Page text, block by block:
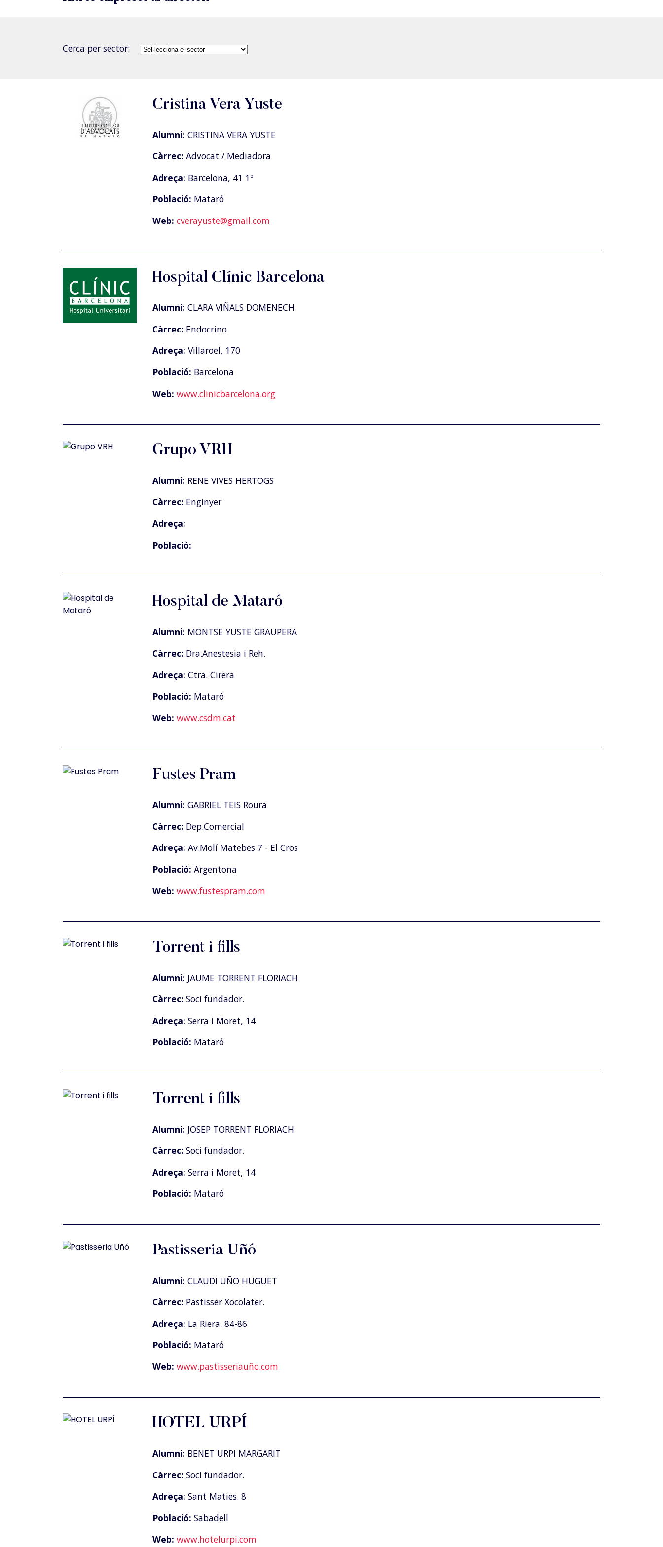
Cerca per sector:
Cristina Vera Yuste
Alumni: CRISTINA VERA YUSTE
Càrrec: Advocat / Mediadora
Adreça: Barcelona, 41 1º
Població: Mataró
Web: cverayuste@gmail.com
Hospital Clínic Barcelona
Alumni: CLARA VIÑALS DOMENECH
Càrrec: Endocrino.
Adreça: Villaroel, 170
Població: Barcelona
Web: www.clinicbarcelona.org
Grupo VRH
Alumni: RENE VIVES HERTOGS
Càrrec: Enginyer
Adreça:
Població:
Hospital de Mataró
Alumni: MONTSE YUSTE GRAUPERA
Càrrec: Dra.Anestesia i Reh.
Adreça: Ctra. Cirera
Població: Mataró
Web: www.csdm.cat
Fustes Pram
Alumni: GABRIEL TEIS Roura
Càrrec: Dep.Comercial
Adreça: Av.Molí Matebes 7 - El Cros
Població: Argentona
Web: www.fustespram.com
Torrent i fills
Alumni: JAUME TORRENT FLORIACH
Càrrec: Soci fundador.
Adreça: Serra i Moret, 14
Població: Mataró
Torrent i fills
Alumni: JOSEP TORRENT FLORIACH
Càrrec: Soci fundador.
Adreça: Serra i Moret, 14
Població: Mataró
Pastisseria Uñó
Alumni: CLAUDI UÑO HUGUET
Càrrec: Pastisser Xocolater.
Adreça: La Riera. 84-86
Població: Mataró
Web: www.pastisseriauño.com
HOTEL URPÍ
Alumni: BENET URPI MARGARIT
Càrrec: Soci fundador.
Adreça: Sant Maties. 8
Població: Sabadell
Web: www.hotelurpi.com